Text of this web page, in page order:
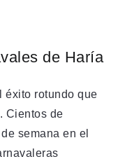
de Haría
éxito rotundo que
Cientos de
semana en el